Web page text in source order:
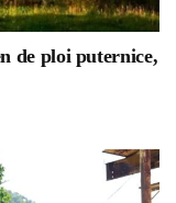
de ploi puternice,